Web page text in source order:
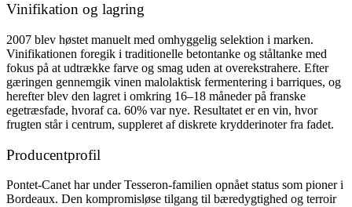
Vinifikation og lagring
2007 blev høstet manuelt med omhyggelig selektion i marken.
Vinifikationen foregik i traditionelle betontanke og ståltanke med
fokus på at udtrække farve og smag uden at overekstrahere. Efter
gæringen gennemgik vinen malolaktisk fermentering i barriques, og
herefter blev den lagret i omkring 16–18 måneder på franske
egetræsfade, hvoraf ca. 60% var nye. Resultatet er en vin, hvor
frugten står i centrum, suppleret af diskrete krydderinoter fra fadet.
Producentprofil
Pontet-Canet har under Tesseron-familien opnået status som pioner i
Bordeaux. Den kompromisløse tilgang til bæredygtighed og terroir